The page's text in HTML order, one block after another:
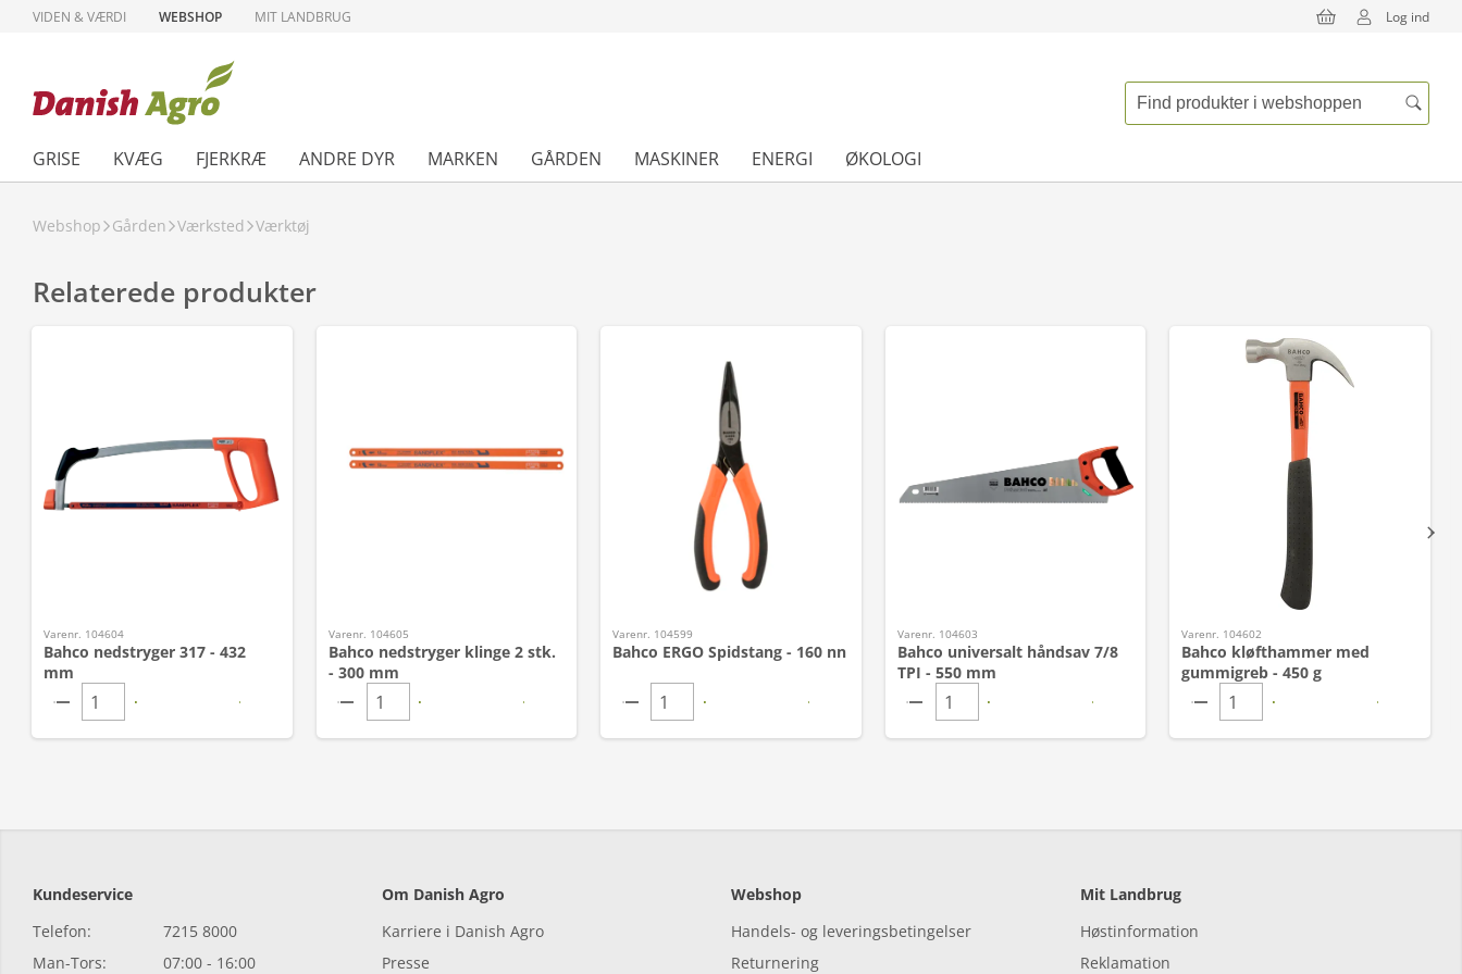
VIDEN & VÆRDI WEBSHOP MIT LANDBRUG Log ind
GRISE KVÆG FJERKRÆ ANDRE DYR MARKEN GÅRDEN MASKINER ENERGI ØKOLOGI
Webshop Gården Værksted Værktøj
Relaterede produkter
Varenr. 104604
Bahco nedstryger 317 - 432
mm
Varenr. 104605
Bahco nedstryger klinge 2 stk.
- 300 mm
Varenr. 104599
Bahco ERGO Spidstang - 160 nn
Varenr. 104603
Bahco universalt håndsav 7/8
TPI - 550 mm
Varenr. 104602
Bahco kløfthammer med
gummigreb - 450 g
Kundeservice
Telefon:
7215 8000
Man-Tors:
07:00 - 16:00
Om Danish Agro
Karriere i Danish Agro
Presse
Webshop
Handels- og leveringsbetingelser
Returnering
Mit Landbrug
Høstinformation
Reklamation